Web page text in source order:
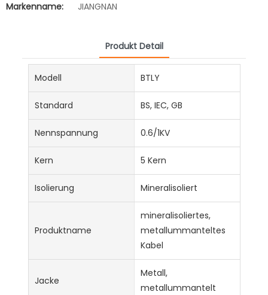
Markenname:
JIANGNAN
Produkt Detail
Modell BTLY
Standard BS, IEC, GB
Nennspannung 0.6/1KV
Kern 5 Kern
Isolierung Mineralisoliert
Produktname
mineralisoliertes,
metallummanteltes
Kabel
Jacke
Metall,
metallummantelt